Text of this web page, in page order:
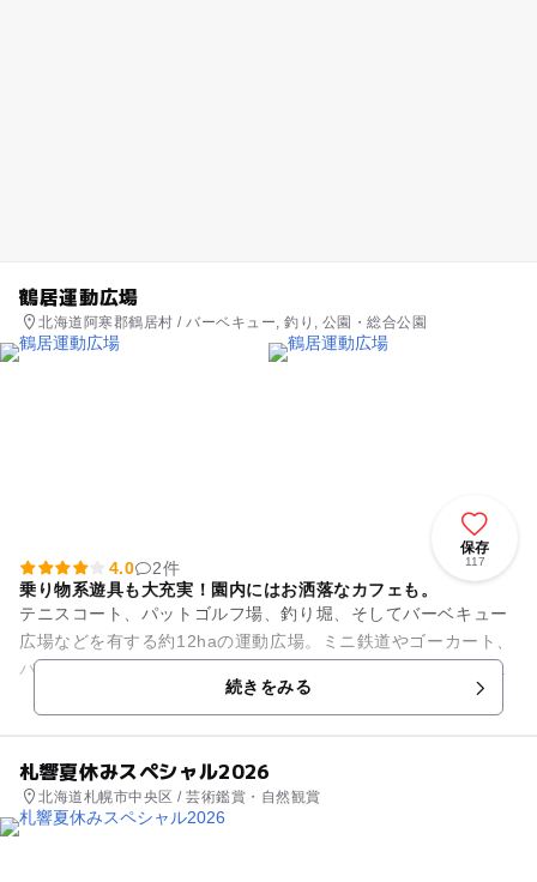
鶴居運動広場
北海道阿寒郡鶴居村 / バーベキュー, 釣り, 公園・総合公園
保存
117
4.0
2件
乗り物系遊具も大充実！園内にはお洒落なカフェも。
テニスコート、パットゴルフ場、釣り堀、そしてバーベキュー
広場などを有する約12haの運動広場。ミニ鉄道やゴーカート、
バッテリーカー、ボートなど子供達が大好きな乗り物系遊具も
充実しており大人から子...続きをみる
札響夏休みスペシャル2026
北海道札幌市中央区 / 芸術鑑賞・自然観賞